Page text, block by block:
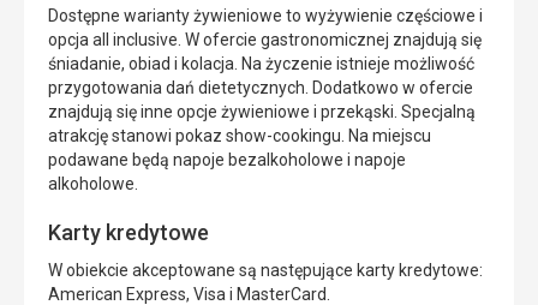
Dostępne warianty żywieniowe to wyżywienie częściowe i
opcja all inclusive. W ofercie gastronomicznej znajdują się
śniadanie, obiad i kolacja. Na życzenie istnieje możliwość
przygotowania dań dietetycznych. Dodatkowo w ofercie
znajdują się inne opcje żywieniowe i przekąski. Specjalną
atrakcję stanowi pokaz show-cookingu. Na miejscu
podawane będą napoje bezalkoholowe i napoje
alkoholowe.
Karty kredytowe
W obiekcie akceptowane są następujące karty kredytowe:
American Express, Visa i MasterCard.